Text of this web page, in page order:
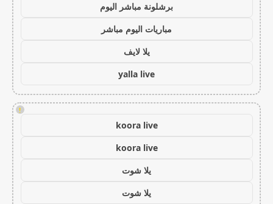
برشلونة مباشر اليوم
مباريات اليوم مباشر
يلا لايف
yalla live
!
koora live
koora live
يلا شوت
يلا شوت